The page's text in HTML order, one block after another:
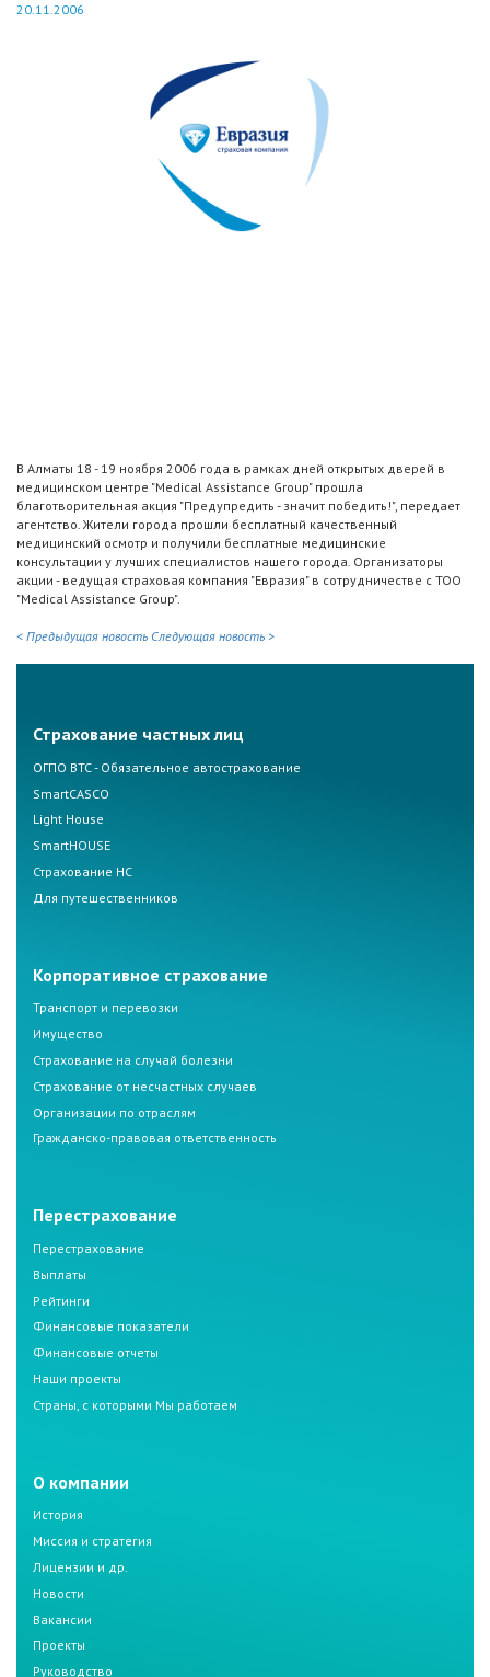
20.11.2006
В Алматы 18 - 19 ноября 2006 года в рамках дней открытых дверей в
медицинском центре "Medical Assistance Group" прошла
благотворительная акция "Предупредить - значит победить!", передает
агентство. Жители города прошли бесплатный качественный
медицинский осмотр и получили бесплатные медицинские
консультации у лучших специалистов нашего города. Организаторы
акции - ведущая страховая компания "Евразия" в сотрудничестве с ТОО
"Medical Assistance Group".
< Предыдущая новость Следующая новость >
Страхование частных лиц
ОГПО ВТС - Обязательное автострахование
SmartCASCO
Light House
SmartHOUSE
Страхование НС
Для путешественников
Корпоративное страхование
Транспорт и перевозки
Имущество
Страхование на случай болезни
Страхование от несчастных случаев
Организации по отраслям
Гражданско-правовая ответственность
Перестрахование
Перестрахование
Выплаты
Рейтинги
Финансовые показатели
Финансовые отчеты
Наши проекты
Страны, с которыми Мы работаем
О компании
История
Миссия и стратегия
Лицензии и др.
Новости
Вакансии
Проекты
Руководство